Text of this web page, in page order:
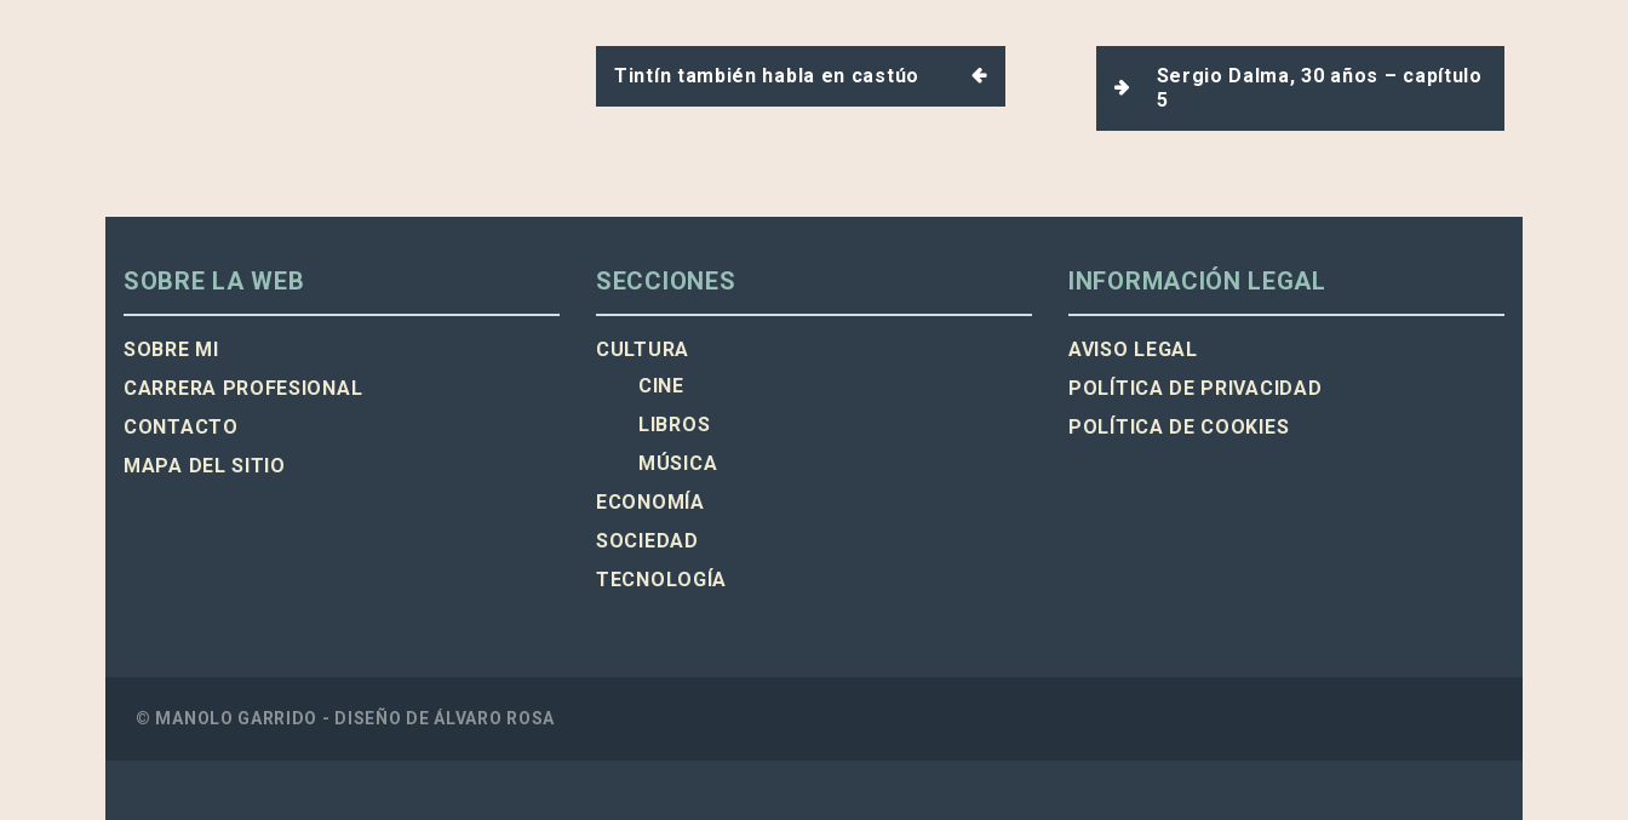
Navegación
Tintín también habla en castúo
Sergio Dalma, 30 años – capítulo
5
SOBRE LA WEB
SOBRE MI
CARRERA PROFESIONAL
CONTACTO
MAPA DEL SITIO
SECCIONES
CULTURA
CINE
LIBROS
MÚSICA
ECONOMÍA
SOCIEDAD
TECNOLOGÍA
INFORMACIÓN LEGAL
AVISO LEGAL
POLÍTICA DE PRIVACIDAD
POLÍTICA DE COOKIES
© MANOLO GARRIDO - DISEÑO DEÁLVARO ROSA